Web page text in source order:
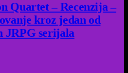
Quartet – Recenzija –
kroz jedan od
JRPG serijala